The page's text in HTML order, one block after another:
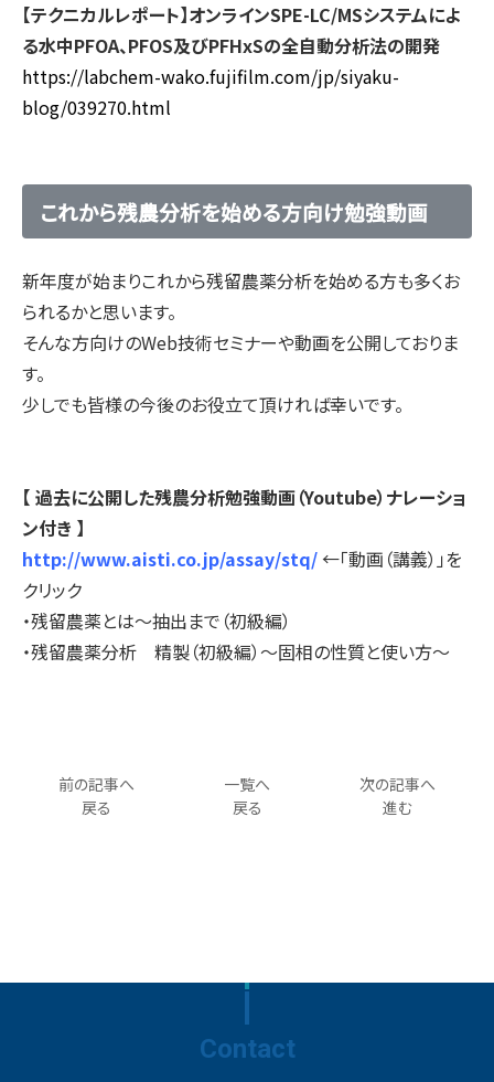
【テクニカルレポート】オンラインSPE-LC/MSシステムによ
る水中PFOA、PFOS及びPFHxSの全自動分析法の開発
https://labchem-wako.fujifilm.com/jp/siyaku-
blog/039270.html
これから残農分析を始める方向け勉強動画
新年度が始まりこれから残留農薬分析を始める方も多くお
られるかと思います。
そんな方向けのWeb技術セミナーや動画を公開しておりま
す。
少しでも皆様の今後のお役立て頂ければ幸いです。
【 過去に公開した残農分析勉強動画（Youtube）ナレーショ
ン付き 】
http://www.aisti.co.jp/assay/stq/←「動画（講義）」を
クリック
・残留農薬とは～抽出まで（初級編）
・残留農薬分析 精製（初級編）～固相の性質と使い方～
一覧へ
戻る
前の記事へ
戻る
次の記事へ
進む
Contact